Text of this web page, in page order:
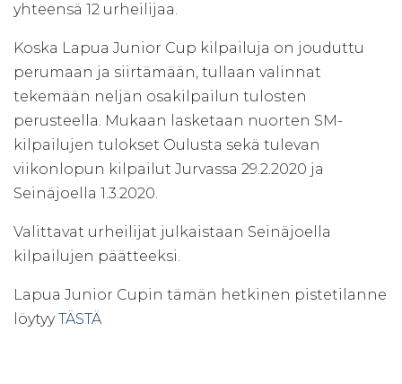
yhteensä 12 urheilijaa.
Koska Lapua Junior Cup kilpailuja on jouduttu
perumaan ja siirtämään, tullaan valinnat
tekemään neljän osakilpailun tulosten
perusteella. Mukaan lasketaan nuorten SM-
kilpailujen tulokset Oulusta sekä tulevan
viikonlopun kilpailut Jurvassa 29.2.2020 ja
Seinäjoella 1.3.2020.
Valittavat urheilijat julkaistaan Seinäjoella
kilpailujen päätteeksi.
Lapua Junior Cupin tämän hetkinen pistetilanne
löytyyTÄSTÄ